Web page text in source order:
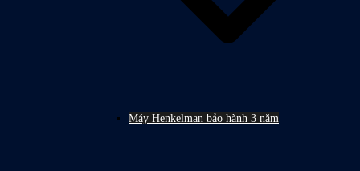
Máy Henkelman bảo hành 3 năm